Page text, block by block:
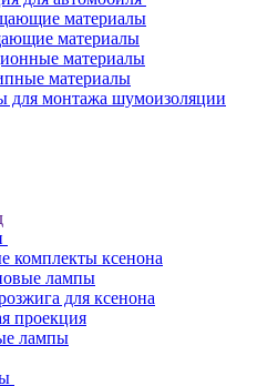
материалы
материалы
материалы
материалы
для монтажа шумоизоляции
комплекты ксенона
лампы
для ксенона
проекция
лампы